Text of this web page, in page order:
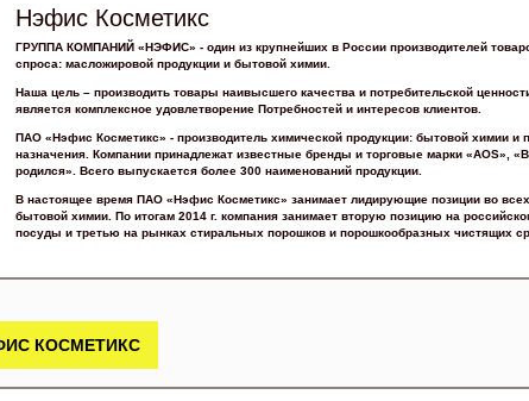
Нэфис Косметикс
ГРУППА КОМПАНИЙ «НЭФИС» - один из крупнейших в России производителей
спроса: масложировой продукции и бытовой химии.
Наша цель – производить товары наивысшего качества и потребительской
является комплексное удовлетворение Потребностей и интересов клиентов.
ПАО «Нэфис Косметикс» - производитель химической продукции: бытовой химии и
назначения. Компании принадлежат известные бренды и торговые марки «AOS»,
родился». Всего выпускается более 300 наименований продукции.
В настоящее время ПАО «Нэфис Косметикс» занимает лидирующие позиции во
бытовой химии. По итогам 2014 г. компания занимает вторую позицию на
посуды и третью на рынках стиральных порошков и порошкообразных чистящих
КОСМЕТИКС